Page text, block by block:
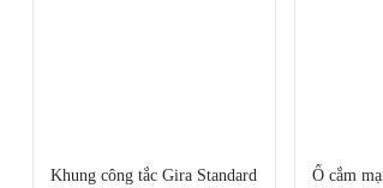
Khung công tắc Gira Standard
Ổ cắm